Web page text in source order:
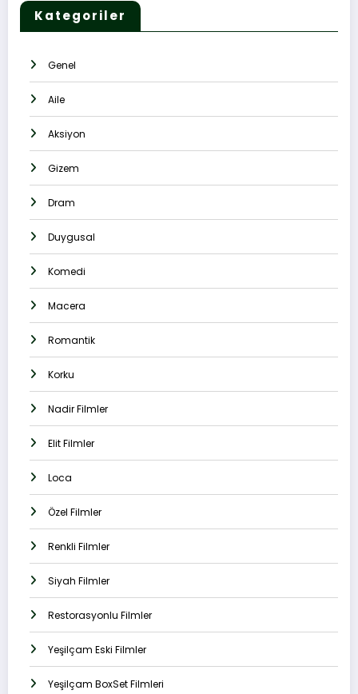
Kategoriler
Genel
Aile
Aksiyon
Gizem
Dram
Duygusal
Komedi
Macera
Romantik
Korku
Nadir Filmler
Elit Filmler
Loca
Özel Filmler
Renkli Filmler
Siyah Filmler
Restorasyonlu Filmler
Yeşilçam Eski Filmler
Yeşilçam BoxSet Filmleri